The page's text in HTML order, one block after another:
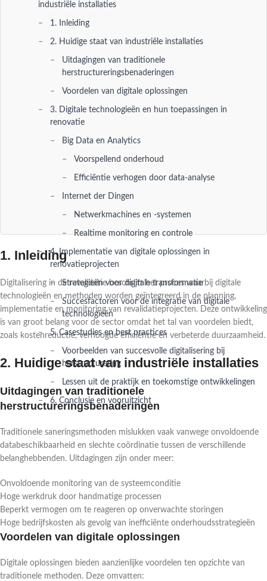
industriële installaties
1. Inleiding
2. Huidige staat van industriële installaties
Uitdagingen van traditionele
herstructureringsbenaderingen
Voordelen van digitale oplossingen
3. Digitale technologieën en hun toepassingen in
renovatie
Big Data en Analytics
Voorspellend onderhoud
Efficiëntie verhogen door data-analyse
Internet der Dingen
Netwerkmachines en -systemen
Realtime monitoring en controle
4. Implementatie van digitale oplossingen in
renovatieprojecten
Strategieën voor digitale transformatie
Succesfactoren voor de integratie van digitale
technologieën
5. Casestudies en best practices
Voorbeelden van succesvolle digitalisering bij
herstructurering
Lessen uit de praktijk en toekomstige ontwikkelingen
6. Conclusie en vooruitzicht
1. Inleiding
Digitalisering in de revalidatie beschrijft het proces waarbij digitale
technologieën en methoden worden geïntegreerd in de planning,
implementatie en monitoring van revalidatieprojecten. Deze ontwikkeling
is van groot belang voor de sector omdat het tal van voordelen biedt,
zoals kostenreductie, verhoogde efficiëntie en verbeterde duurzaamheid.
2. Huidige staat van industriële installaties
Uitdagingen van traditionele
herstructureringsbenaderingen
Traditionele saneringsmethoden mislukken vaak vanwege onvoldoende
databeschikbaarheid en slechte coördinatie tussen de verschillende
belanghebbenden. Uitdagingen zijn onder meer:
Onvoldoende monitoring van de systeemconditie
Hoge werkdruk door handmatige processen
Beperkt vermogen om te reageren op onverwachte storingen
Hoge bedrijfskosten als gevolg van inefficiënte onderhoudsstrategieën
Voordelen van digitale oplossingen
Digitale oplossingen bieden aanzienlijke voordelen ten opzichte van
traditionele methoden. Deze omvatten: